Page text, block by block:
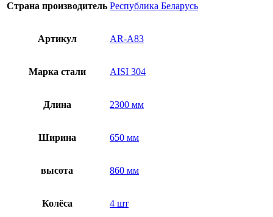
Страна производитель Республика Беларусь
Артикул AR-A83
Марка стали AISI 304
Длина 2300 мм
Ширина 650 мм
высота 860 мм
Колёса 4 шт